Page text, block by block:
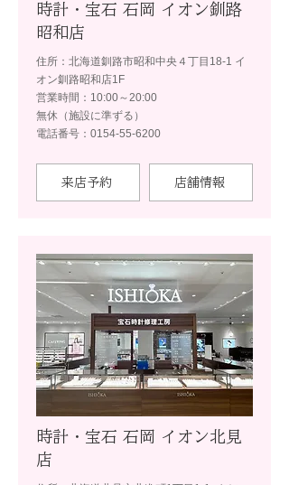
時計・宝石 石岡 イオン釧路
昭和店
住所：北海道釧路市昭和中央４丁目18-1 イ
オン釧路昭和店1F
営業時間：10:00～20:00
無休（施設に準ずる）
電話番号：0154-55-6200
来店予約 店舗情報
時計・宝石 石岡 イオン北見
店